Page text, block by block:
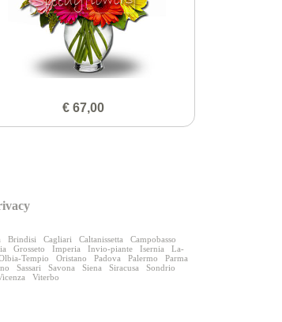
€ 67,00
Brindisi Cagliari Caltanissetta
Campobasso
Grosseto Imperia Invio-piante Isernia
La-
Tempio Oristano Padova Palermo
Parma
Sassari Savona Siena Siracusa
Sondrio
Viterbo